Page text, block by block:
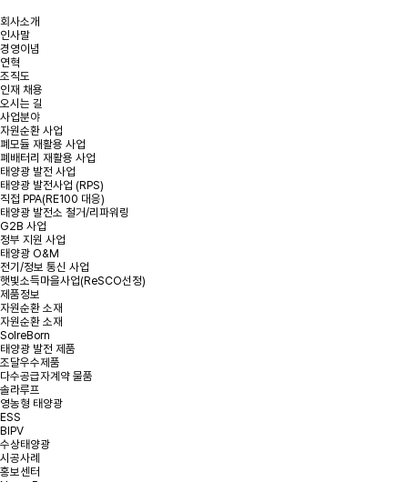
회사소개
인사말
경영이념
연혁
조직도
인재 채용
오시는 길
사업분야
자원순환 사업
폐모듈 재활용 사업
폐배터리 재활용 사업
태양광 발전 사업
태양광 발전사업 (RPS)
직접 PPA(RE100 대응)
태양광 발전소 철거/리파워링
G2B 사업
정부 지원 사업
태양광 O&M
전기/정보 통신 사업
햇빛소득마을사업(ReSCO선정)
제품정보
자원순환 소재
자원순환 소재
SolreBorn
태양광 발전 제품
조달우수제품
다수공급자계약 물품
솔라루프
영농형 태양광
ESS
BIPV
수상태양광
시공사례
홍보센터